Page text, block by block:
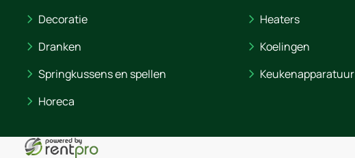
Decoratie
Dranken
Springkussens en spellen
Horeca
Heaters
Koelingen
Keukenapparatuur